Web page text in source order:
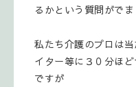
るかという質問がでま
私たち介護のプロは
イター等に３０分ほ
ですが